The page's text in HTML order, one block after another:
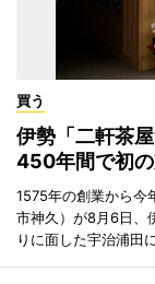
買う
伊勢「二軒茶
450年間で初
1575年の創業から今
市神久）が8月6日、
りに面した宇治浦田